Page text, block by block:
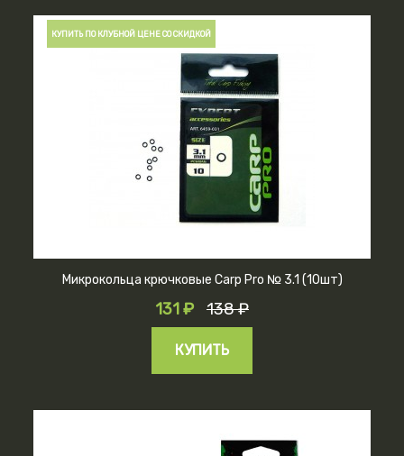
КУПИТЬ ПО КЛУБНОЙ ЦЕНЕ СО СКИДКОЙ
Микрокольца крючковые Carp Pro № 3.1 (10шт)
131 ₽ 138 ₽
КУПИТЬ